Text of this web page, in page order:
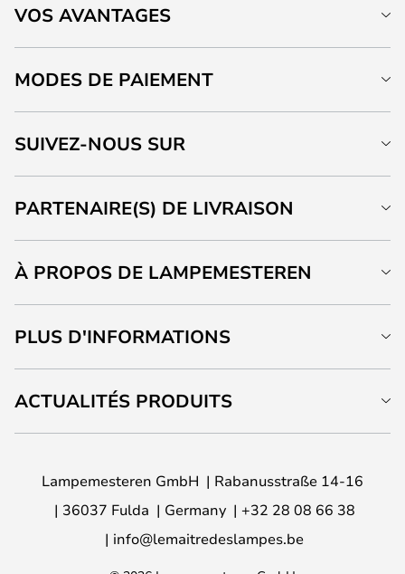
VOS AVANTAGES
MODES DE PAIEMENT
SUIVEZ-NOUS SUR
PARTENAIRE(S) DE LIVRAISON
À PROPOS DE LAMPEMESTEREN
PLUS D'INFORMATIONS
ACTUALITÉS PRODUITS
Lampemesteren GmbH
Rabanusstraße 14-16
36037 Fulda
Germany
+32 28 08 66 38
info@lemaitredeslampes.be